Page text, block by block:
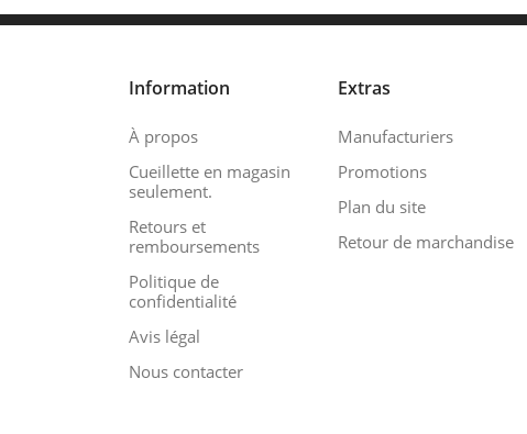
Information
À propos
Cueillette en magasin
seulement.
Retours et
remboursements
Politique de
confidentialité
Avis légal
Nous contacter
Extras
Manufacturiers
Promotions
Plan du site
Retour de marchandise